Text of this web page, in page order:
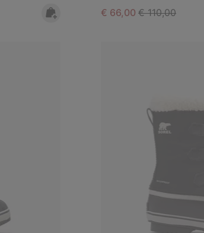
Sale price:
€ 66,00Regular price:
€ 110,00